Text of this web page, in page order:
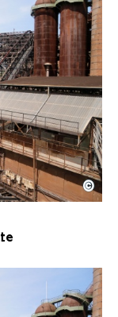
Hütte mit
Hütte | Karl
©